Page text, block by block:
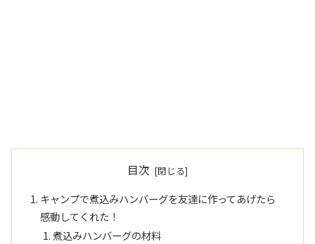
目次
キャンプで煮込みハンバーグを友達に作ってあげたら
感動してくれた！
煮込みハンバーグの材料